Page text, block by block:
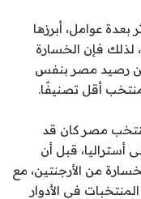
عوامل، أبرزها
لذلك فإن الخسارة
من رصيد مصر بنفس
أقل تصنيفًا.
مصر كان قد
الفوز على أستراليا، قبل أن
من الأرجنتين، مع
في الأدوار